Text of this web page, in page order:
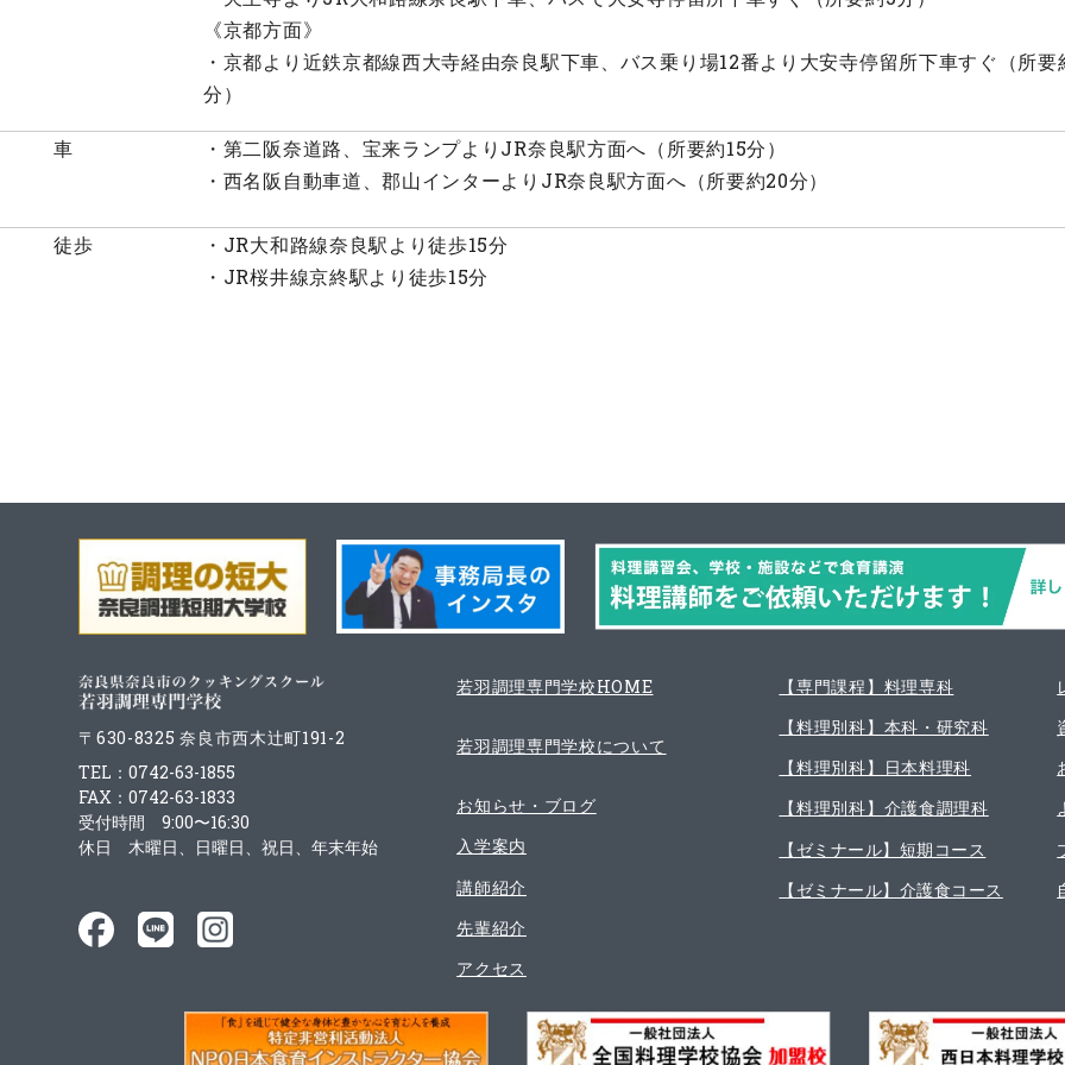
《京都方面》
・京都より近鉄京都線西大寺経由奈良駅下車、バス乗り場12番より大安寺停留所下車すぐ（所要
分）
車
・第二阪奈道路、宝来ランプよりJR奈良駅方面へ（所要約15分）
・西名阪自動車道、郡山インターよりJR奈良駅方面へ（所要約20分）
徒歩
・JR大和路線奈良駅より徒歩15分
・JR桜井線京終駅より徒歩15分
〒630-8325 奈良市西木辻町191-2
TEL：0742-63-1855
FAX：0742-63-1833
受付時間 9:00〜16:30
休日 木曜日、日曜日、祝日、年末年始
若羽調理専門学校HOME
若羽調理専門学校について
お知らせ・ブログ
入学案内
講師紹介
先輩紹介
アクセス
【専門課程】料理専科
【料理別科】本科・研究科
【料理別科】日本料理科
【料理別科】介護食調理科
【ゼミナール】短期コース
【ゼミナール】介護食コース